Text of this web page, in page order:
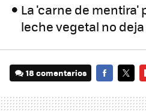
La 'carne de mentira'
leche vegetal no
18 comentarios